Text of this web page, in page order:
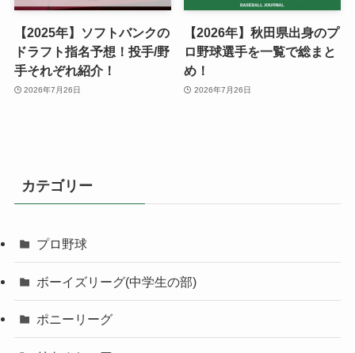
【2025年】ソフトバンクの
ドラフト指名予想！投手/野
手それぞれ紹介！
2026年7月26日
【2026年】秋田県出身のプ
ロ野球選手を一覧で総まと
め！
2026年7月26日
カテゴリー
プロ野球
ボーイズリーグ(中学生の部)
ポニーリーグ